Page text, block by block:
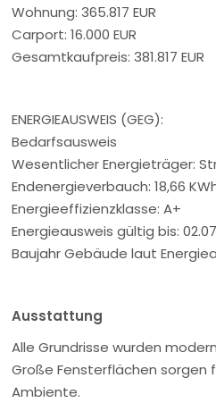
Wohnung: 365.817 EUR
Carport: 16.000 EUR
Gesamtkaufpreis: 381.817 EUR
ENERGIEAUSWEIS (GEG):
Bedarfsausweis
Wesentlicher Energieträger:
Endenergieverbauch: 18,66
Energieeffizienzklasse: A+
Energieausweis gültig bis:
Baujahr Gebäude laut
Ausstattung
Alle Grundrisse wurden
Große Fensterflächen sorgen
Ambiente.